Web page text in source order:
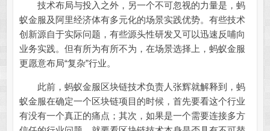
技术布局与投入之外，另一个不可忽视的力量是，蚂
蚁金服及阿里经济体有多元化的场景实践优势。有些技术
创新源自于实际问题，有些源头性研发又可以迅速反哺向
业务实践。但有所为有所不为，在场景选择上，蚂蚁金服
更愿意布局“复杂”行业。
此前，蚂蚁金服区块链技术负责人张辉就解释到，蚂
蚁金服在确定一个区块链项目的时候，首先要看这个行业
有没有一个真正的痛点；其次，如果是一个需要连接多方